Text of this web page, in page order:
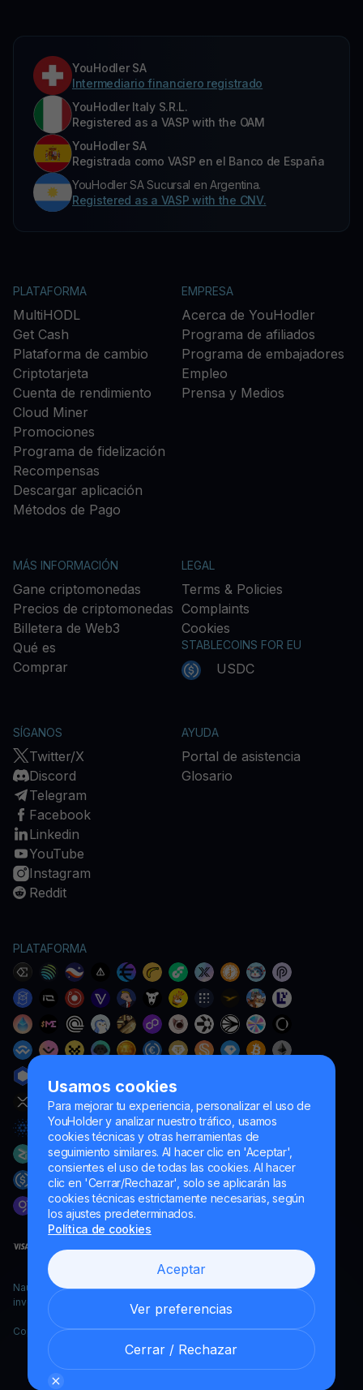
Usamos cookies
Para mejorar tu experiencia, personalizar el uso de
YouHolder y analizar nuestro tráfico, usamos
cookies técnicas y otras herramientas de
seguimiento similares. Al hacer clic en 'Aceptar',
consientes el uso de todas las cookies. Al hacer
clic en 'Cerrar/Rechazar', solo se aplicarán las
cookies técnicas estrictamente necesarias, según
los ajustes predeterminados.
Política de cookies
Aceptar
Ver preferencias
Cerrar / Rechazar
YouHodler SA
Intermediario financiero registrado
YouHodler Italy S.R.L.
Registered as a VASP with the OAM
YouHodler SA
Registrada como VASP en el Banco de España
YouHodler SA Sucursal en Argentina.
Registered as a VASP with the CNV.
PLATAFORMA
MultiHODL
Get Cash
Plataforma de cambio
Criptotarjeta
Cuenta de rendimiento
Cloud Miner
Promociones
Programa de fidelización
Recompensas
Descargar aplicación
Métodos de Pago
EMPRESA
Acerca de YouHodler
Programa de afiliados
Programa de embajadores
Empleo
Prensa y Medios
MÁS INFORMACIÓN
Gane criptomonedas
Precios de criptomonedas
Billetera de Web3
Qué es
Comprar
LEGAL
Terms & Policies
Complaints
Cookies
STABLECOINS FOR EU
USDC
SÍGANOS
Twitter/X
Discord
Telegram
Facebook
Linkedin
YouTube
Instagram
Reddit
AYUDA
Portal de asistencia
Glosario
PLATAFORMA
Naumard LTD. – únicamente para fines de desarrollo informático,
investigación y marketing
Copyright YouHodler, 2026.